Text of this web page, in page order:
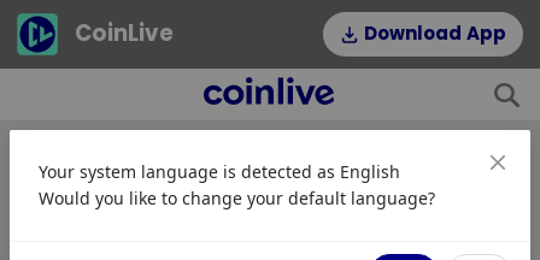
CoinLive Download App
Your system language is detected as English
Would you like to change your default language?